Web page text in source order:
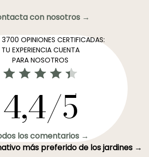
con nosotros →
OPINIONES CERTIFICADAS:
TU EXPERIENCIA CUENTA
PARA NOSOTROS
4,4/5
los comentarios →
más preferido de los jardines →